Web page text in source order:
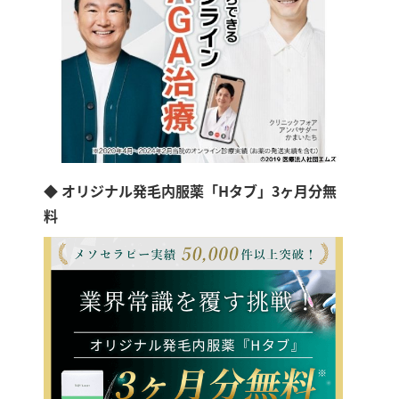
◆ オリジナル発毛内服薬「Hタブ」3ヶ月分無
料